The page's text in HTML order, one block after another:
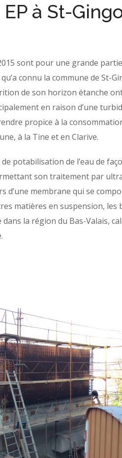
à St-
sont pour une grande
connu la commune de St-
de son horizon étanche
en raison d’une
propice à la
à la Tine et en Clarive.
potabilisation de l’eau de
son traitement par
d’une membrane qui se
matières en suspension, les
la région du Bas-Valais,